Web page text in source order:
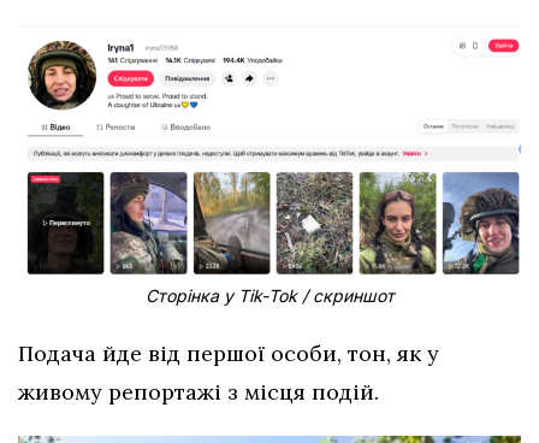
Сторінка у Тіk-Тоk / скриншот
Подача йде від першої особи, тон, як у
живому репортажі з місця подій.